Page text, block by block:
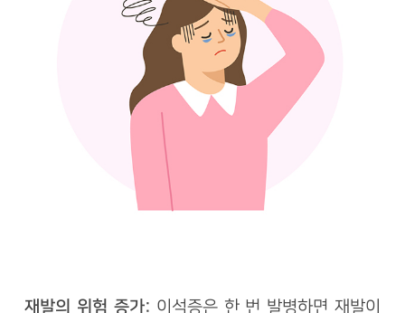
재발의 위험 증가: 이석증은 한 번 발병하면 재발이